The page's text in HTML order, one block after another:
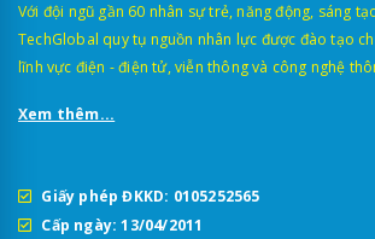
Với đội ngũ gần 60 nhân sự trẻ, năng động, sáng
TechGlobal quy tụ nguồn nhân lực được đào tạo
lĩnh vực điện - điện tử, viễn thông và công nghệ
Xem thêm...
Giấy phép ĐKKD: 0105252565
Cấp ngày: 13/04/2011